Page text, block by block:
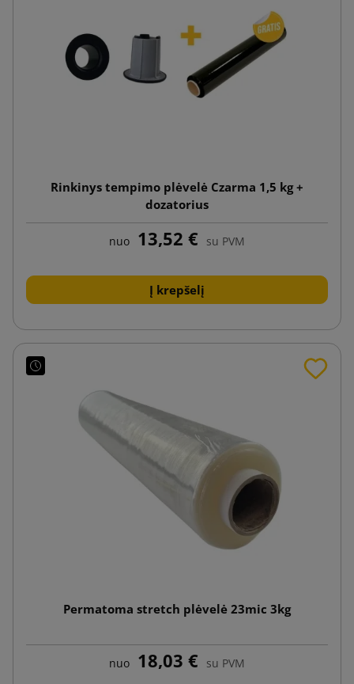
Rinkinys tempimo plėvelė Czarma 1,5 kg +
dozatorius
nuo 13,52 € su PVM
Į krepšelį
Permatoma stretch plėvelė 23mic 3kg
nuo 18,03 € su PVM